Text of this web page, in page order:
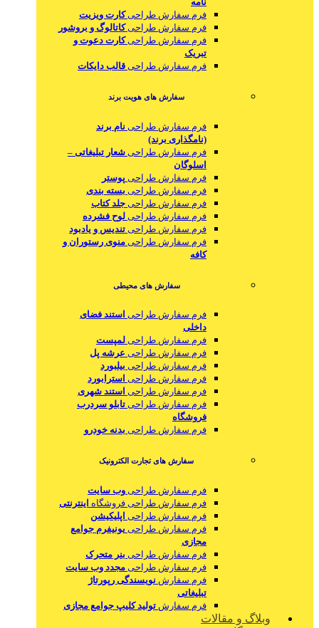
فرم سفارش طراحیکارت ویزیت
فرم سفارش طراحیکاتالوگ و بروشور
فرم سفارش طراحیکارت دعوت و
تبریک
فرم سفارش طراحی قالب دایکات
سفارش های هویت برند
فرم سفارش طراحی نام برند
(نامگذاری برند)
فرم سفارش طراحی شعار تبلیغاتی –
اسلوگان
فرم سفارش طراحی پوستر
فرم سفارش طراحی بسته بندی
فرم سفارش طراحی جلد کتاب
فرم سفارش طراحی لوح فشرده
فرم سفارش طراحی تندیس و یادبود
فرم سفارش طراحی منوی رستوران و
کافه
سفارش های محیطی
فرم سفارش طراحی استند فضای
داخلی
فرم سفارش طراحی لمپست
فرم سفارش طراحی عرشه پل
فرم سفارش طراحی بیلبورد
فرم سفارش طراحی استرابورد
فرم سفارش طراحی استند شهری
فرم سفارش طراحی تابلو سردرب
فروشگاه
فرم سفارش طراحی بدنه خودرو
سفارش های تجارت الکترونیک
فرم سفارش طراحی وب سایت
فرم سفارش طراحی فروشگاه اینترنتی
فرم سفارش طراحی اپلیکیشن
فرم سفارش طراحی یونیفرم جوامع
مجازی
فرم سفارش طراحی بنر متحرک
فرم سفارش طراحی مجدد وب سایت
فرم سفارش نویسندگی رپورتاژ
تبلیغاتی
فرم سفارش تولید کلیپ جوامع مجازی
وبلاگ و مقالات